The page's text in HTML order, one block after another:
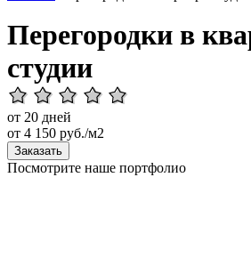
Перегородки в
студии
от 20 дней
от 4 150 руб./м2
Заказать
Посмотрите наше портфолио